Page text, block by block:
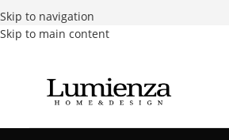
Skip to navigation
Skip to main content